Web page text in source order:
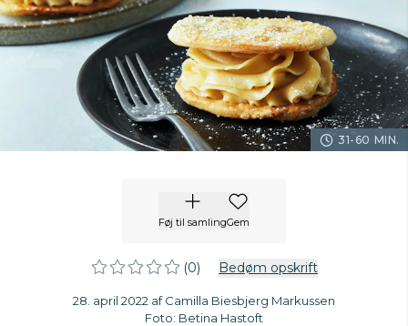
31-60 MIN.
Føj til samlingGem
(0) Bedøm opskrift
28. april 2022 af Camilla Biesbjerg Markussen
Foto: Betina Hastoft